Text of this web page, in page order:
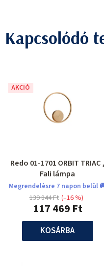
Kapcsolódó
AKCIÓ
Redo 01-1701 ORBIT TRIAC ,
Fali lámpa
Megrendelèsre 7 napon belül
117 469 Ft
139 844 Ft (–16 %)
KOSÁRBA